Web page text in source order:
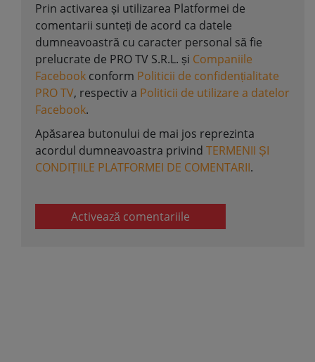
Prin activarea și utilizarea Platformei de
comentarii sunteți de acord ca datele
dumneavoastră cu caracter personal să fie
prelucrate de PRO TV S.R.L. și Companiile
Facebook conform Politicii de confidențialitate
PRO TV, respectiv a Politicii de utilizare a datelor
Facebook.
Apăsarea butonului de mai jos reprezinta
acordul dumneavoastra privind TERMENII ȘI
CONDIȚIILE PLATFORMEI DE COMENTARII.
Activează comentariile